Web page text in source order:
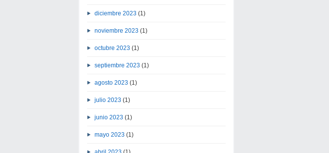
diciembre 2023 (1)
noviembre 2023 (1)
octubre 2023 (1)
septiembre 2023 (1)
agosto 2023 (1)
julio 2023 (1)
junio 2023 (1)
mayo 2023 (1)